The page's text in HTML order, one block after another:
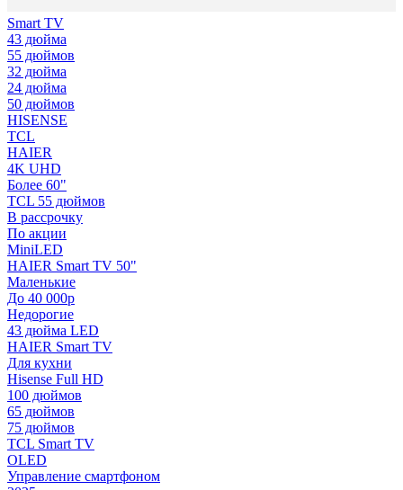
Smart TV
43 дюйма
55 дюймов
32 дюйма
24 дюйма
50 дюймов
HISENSE
TCL
HAIER
4K UHD
Более 60"
TCL 55 дюймов
В рассрочку
По акции
MiniLED
HAIER Smart TV 50"
Маленькие
До 40 000р
Недорогие
43 дюйма LED
HAIER Smart TV
Для кухни
Hisense Full HD
100 дюймов
65 дюймов
75 дюймов
TCL Smart TV
OLED
Управление смартфоном